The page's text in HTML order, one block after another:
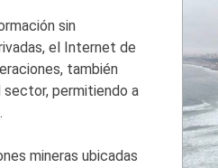
sin
el Internet de
también
permitiendo a
mineras ubicadas